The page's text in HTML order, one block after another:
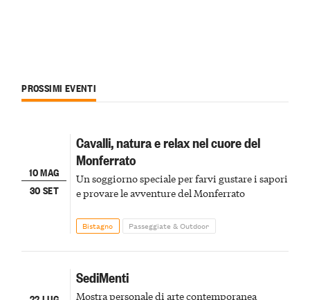
PROSSIMI EVENTI
10 MAG
30 SET
Cavalli, natura e relax nel cuore del
Monferrato
Un soggiorno speciale per farvi gustare i sapori
e provare le avventure del Monferrato
Bistagno Passeggiate & Outdoor
SediMenti
Mostra personale di arte contemporanea